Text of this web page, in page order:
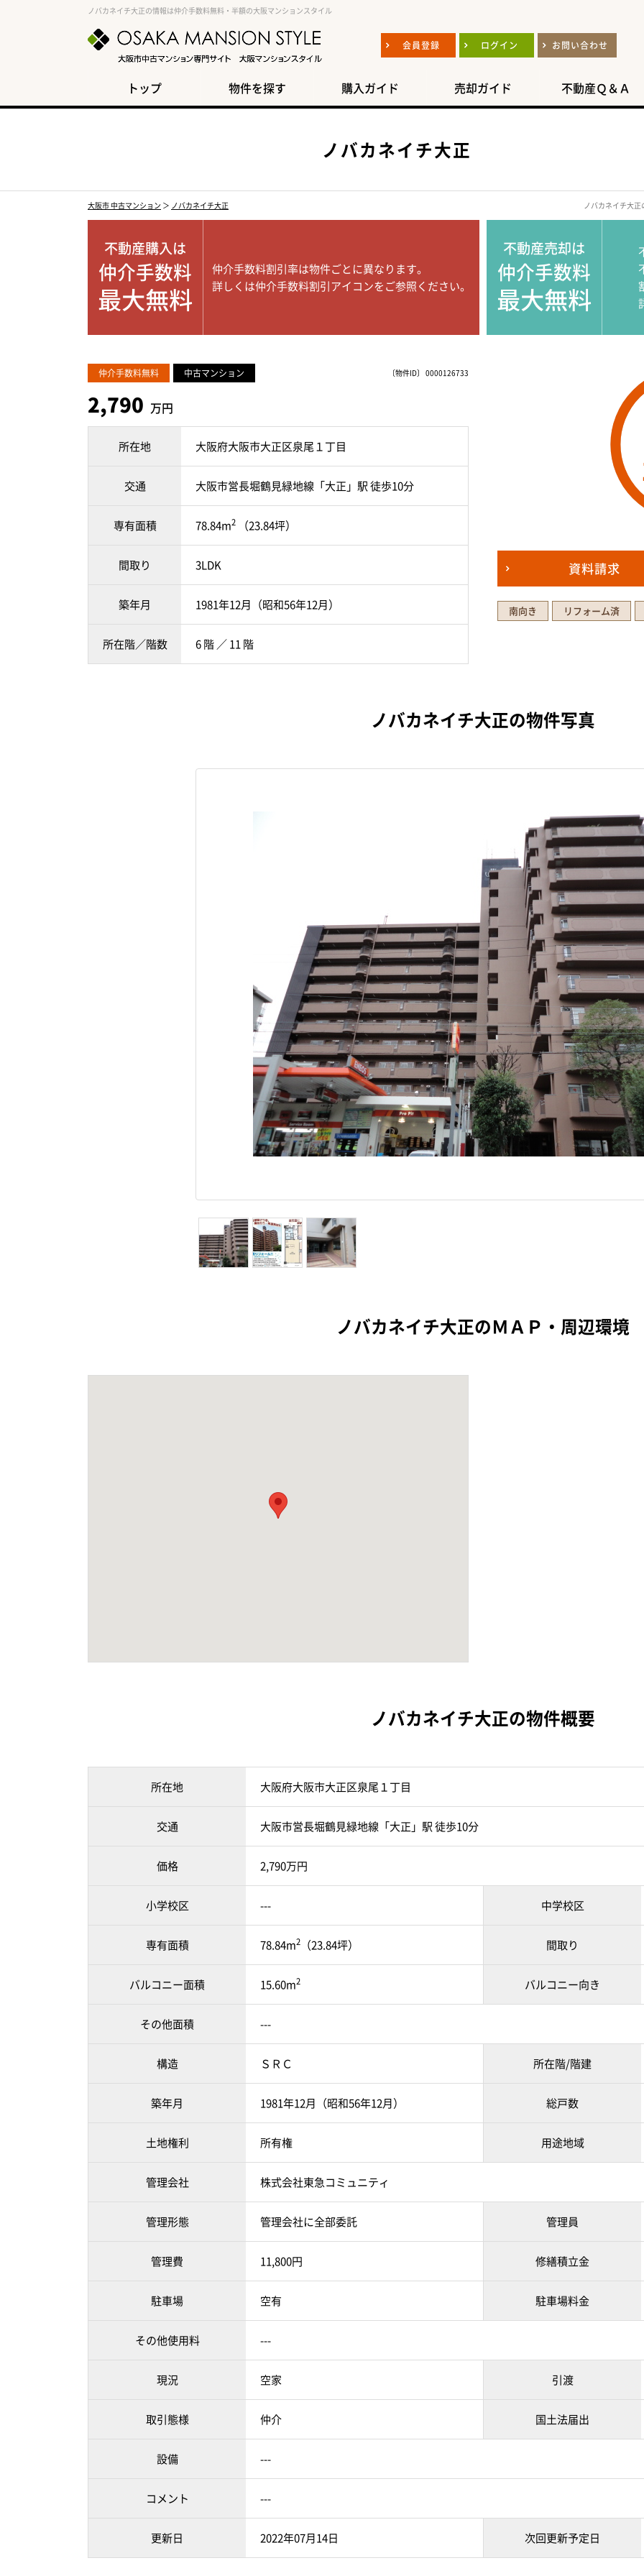
ノバカネイチ大正の情報は仲介手数料無料・半額の大阪マンションスタイル
会員登録 ログイン お問い合わせ
トップ 物件を探す 購入ガイド 売却ガイド 不動産Ｑ＆Ａ
ノバカネイチ大正
大阪市 中古マンション ＞ ノバカネイチ大正 ノバカネイチ大
不動産購入は
仲介手数料
最大無料
仲介手数料割引率は物件ごとに異なります。
詳しくは仲介手数料割引アイコンをご参照ください。
不動産売却は
仲介手数料
最大無料
〔物件ID〕 0000126733
仲介手数料無料 中古マンション
2,790 万円
所在地 大阪府大阪市大正区泉尾１丁目
交通 大阪市営長堀鶴見緑地線「大正」駅 徒歩10分
専有面積 78.84m2 （23.84坪）
間取り 3LDK
築年月 1981年12月（昭和56年12月）
所在階／階数 6 階 ／ 11 階
資料請求
南向き リフォーム済
ノバカネイチ大正の物件写真
ノバカネイチ大正のＭＡＰ・周辺環境
ノバカネイチ大正の物件概要
所在地 大阪府大阪市大正区泉尾１丁目
交通 大阪市営長堀鶴見緑地線「大正」駅 徒歩10分
価格 2,790万円
小学校区 --- 中学校区
専有面積 78.84m2 （23.84坪） 間取り
バルコニー面積 15.60m2 バルコニー向き
その他面積 ---
構造 ＳＲＣ 所在階/階建
築年月 1981年12月（昭和56年12月） 総戸数
土地権利 所有権 用途地域
管理会社 株式会社東急コミュニティ
管理形態 管理会社に全部委託 管理員
管理費 11,800円 修繕積立金
駐車場 空有 駐車場料金
その他使用料 ---
現況 空家 引渡
取引態様 仲介 国土法届出
設備 ---
コメント ---
更新日 2022年07月14日 次回更新予定日